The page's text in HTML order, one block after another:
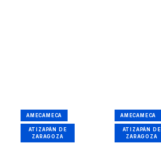
AMECAMECA
ATIZAPÁN DE
ZARAGOZA
AMECAMECA
ATIZAPÁN DE
ZARAGOZA